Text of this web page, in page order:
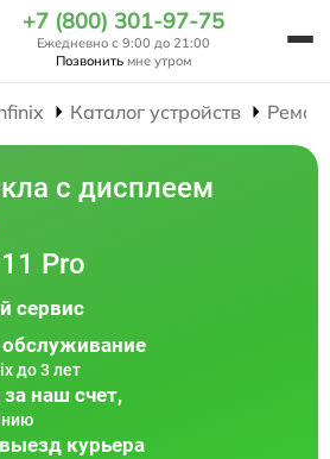
+7 (800) 301-97-75
Ежедневно с 9:00 до 21:00
Позвонить мне утром
Каталог устройств
с дисплеем
Pro
сервис
обслуживание
до 3 лет
наш счет,
курьера